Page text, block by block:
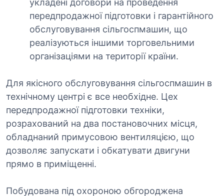
укладені договори на проведення
передпродажної підготовки і гарантійного
обслуговування сільгоспмашин, що
реалізуються іншими торговельними
організаціями на території країни.
Для якісного обслуговування сільгоспмашин в
технічному центрі є все необхідне. Цех
передпродажної підготовки техніки,
розрахований на два постановочних місця,
обладнаний примусовою вентиляцією, що
дозволяє запускати і обкатувати двигуни
прямо в приміщенні.
Побудована під охороною обгороджена